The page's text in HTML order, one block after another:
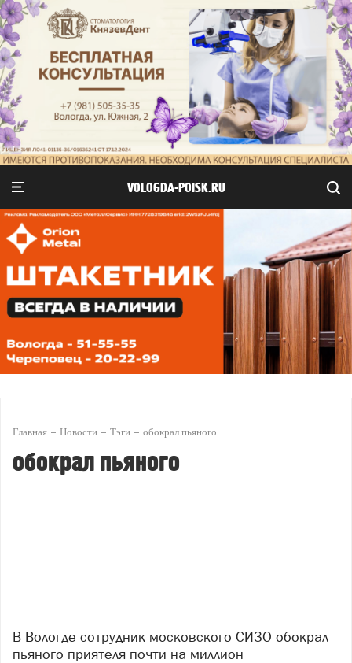
VOLOGDA-POISK.RU
Главная Новости Тэги обокрал пьяного
обокрал пьяного
В Вологде сотрудник московского СИЗО обокрал
пьяного приятеля почти на миллион